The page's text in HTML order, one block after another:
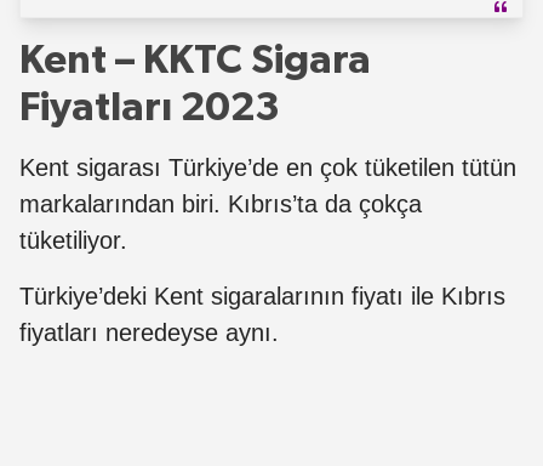
Kent – KKTC Sigara
Fiyatları 2023
Kent sigarası Türkiye’de en çok tüketilen tütün
markalarından biri. Kıbrıs’ta da çokça
tüketiliyor.
Türkiye’deki Kent sigaralarının fiyatı ile Kıbrıs
fiyatları neredeyse aynı.